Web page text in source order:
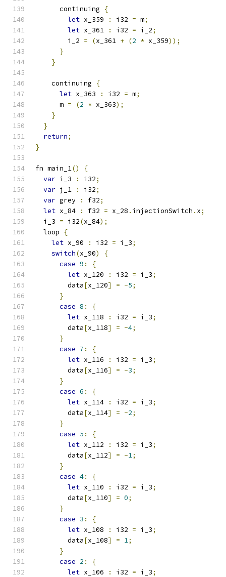
      continuing
{
let x_359 : i32 = m;
let x_361 : i32 = i_2;
        i_2
= (x_361 + (2 * x_359));
}
}
    continuing
{
let x_363 : i32 = m;
      m
= (2 * x_363);
}
}
return;
}
fn main_1()
{
var i_3 : i32;
var j_1 : i32;
var grey : f32;
let x_84 : f32 = x_28 . injectionSwitch . x;
  i_3
= i32(x_84);
  loop
{
let x_90 : i32 = i_3;
switch(x_90)
{
case 9 :
{
let x_120 : i32 = i_3;
        data
[x_120] = -5;
}
case 8 :
{
let x_118 : i32 = i_3;
        data
[x_118] = -4;
}
case 7 :
{
let x_116 : i32 = i_3;
        data
[x_116] = -3;
}
case 6 :
{
let x_114 : i32 = i_3;
        data
[x_114] = -2;
}
case 5 :
{
let x_112 : i32 = i_3;
        data
[x_112] = -1;
}
case 4:
{
let x_110 : i32 = i_3;
        data
[x_110] = 0;
}
case 3 :
{
let x_108 : i32 = i_3;
        data
[x_108] = 1;
}
case 2 :
{
let x_106 : i32 = i_3;